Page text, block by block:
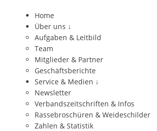
Home
Über uns ↓
Aufgaben & Leitbild
Team
Mitglieder & Partner
Geschäftsberichte
Service & Medien ↓
Newsletter
Verbandszeitschriften & Infos
Rassebroschüren & Weideschilder
Zahlen & Statistik